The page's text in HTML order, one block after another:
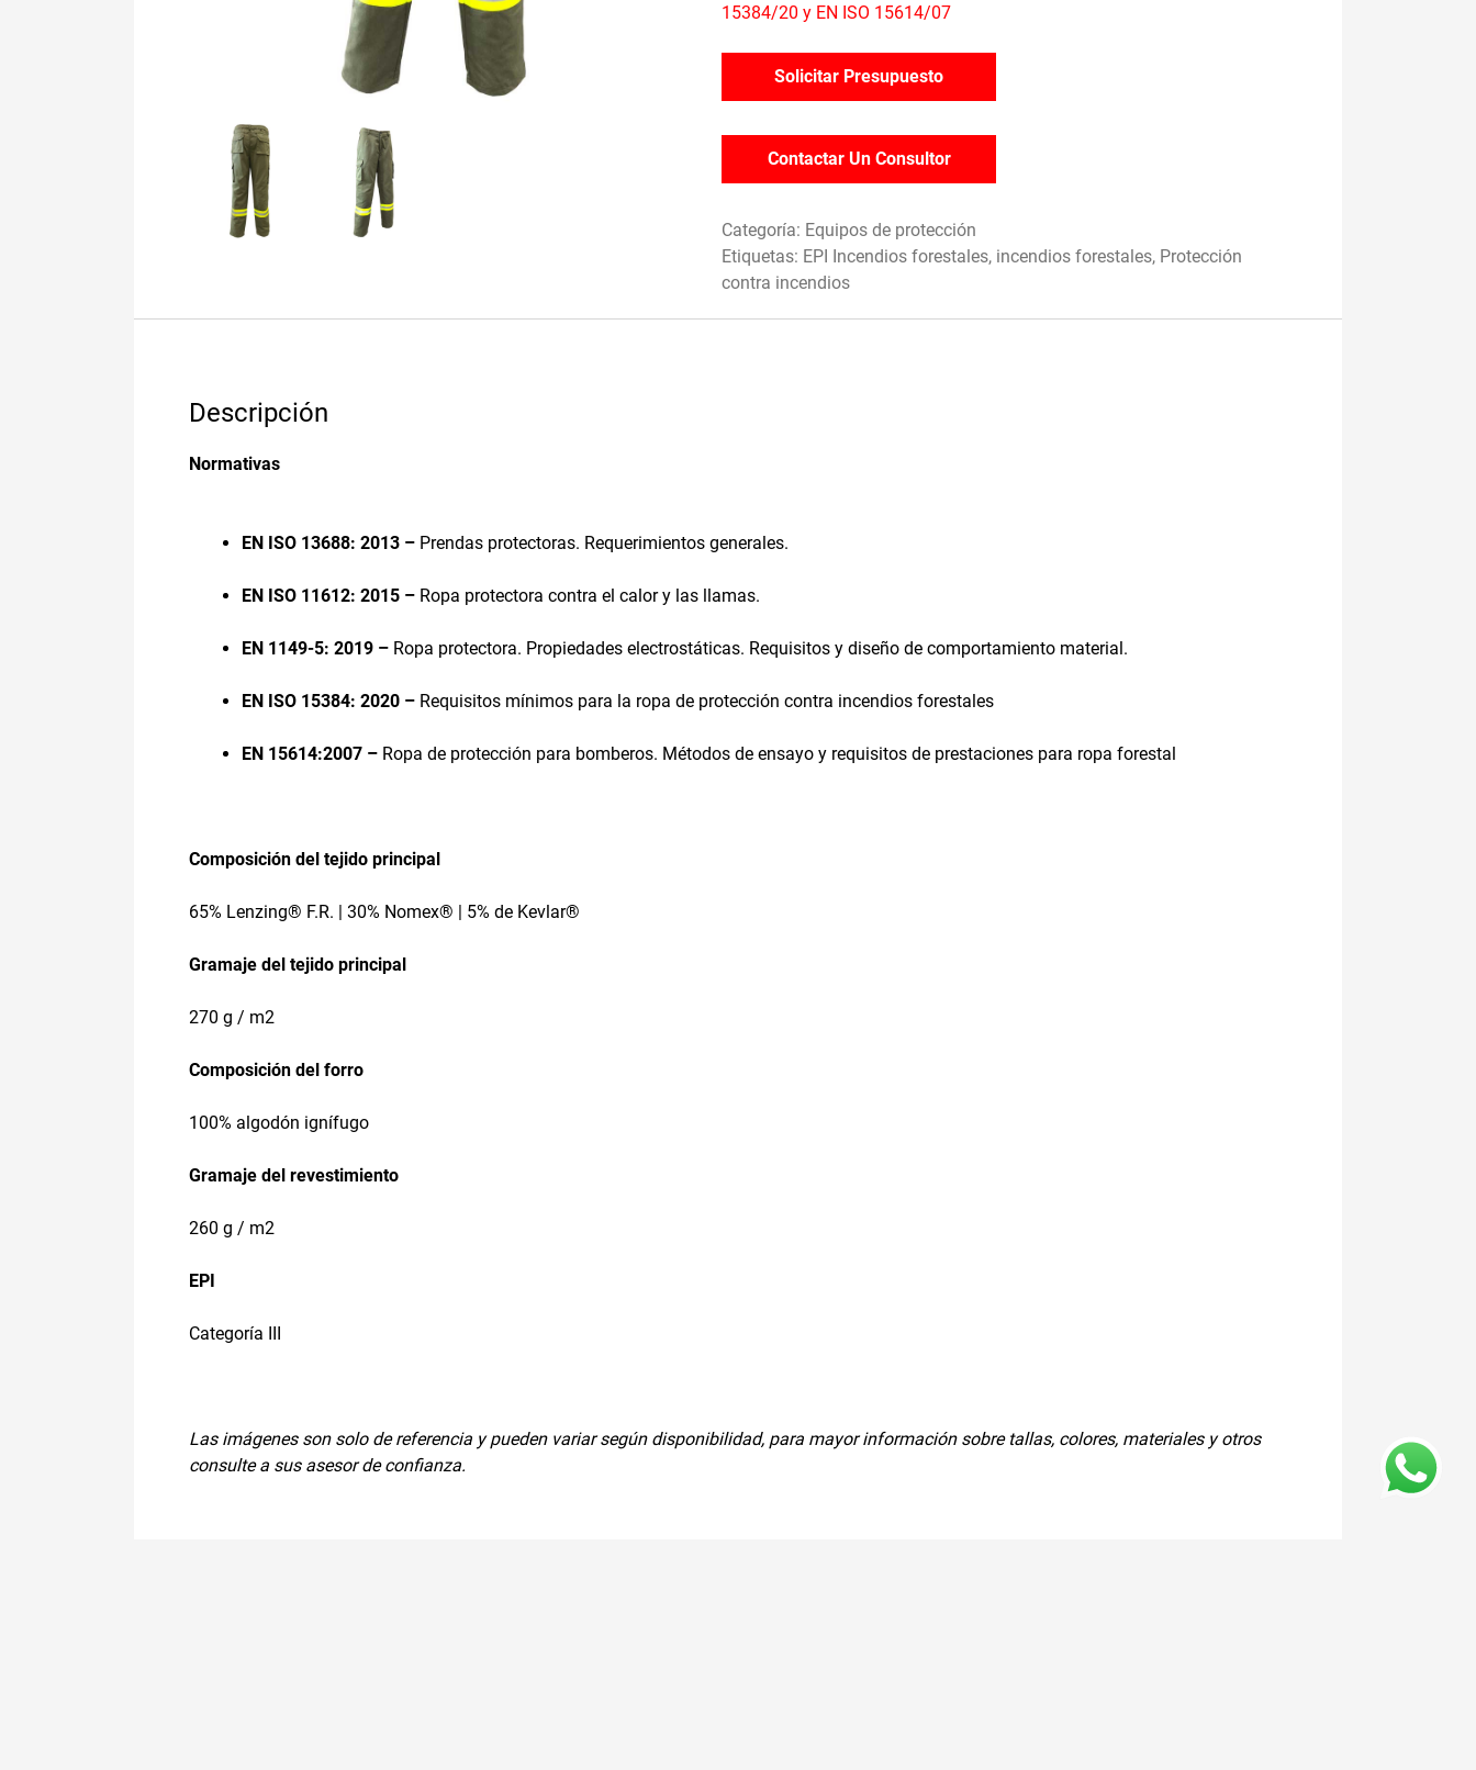
15384/20 y EN ISO 15614/07
Solicitar Presupuesto
Contactar Un Consultor
Categoría: Equipos de protección
Etiquetas: EPI Incendios forestales, incendios forestales, Protección
contra incendios
Descripción
Normativas
EN ISO 13688: 2013 – Prendas protectoras. Requerimientos generales.
EN ISO 11612: 2015 – Ropa protectora contra el calor y las llamas.
EN 1149-5: 2019 – Ropa protectora. Propiedades electrostáticas. Requisitos y diseño de comportamiento material.
EN ISO 15384: 2020 – Requisitos mínimos para la ropa de protección contra incendios forestales
EN 15614:2007 – Ropa de protección para bomberos. Métodos de ensayo y requisitos de prestaciones para ropa forestal
Composición del tejido principal
65% Lenzing® F.R. | 30% Nomex® | 5% de Kevlar®
Gramaje del tejido principal
270 g / m2
Composición del forro
100% algodón ignífugo
Gramaje del revestimiento
260 g / m2
EPI
Categoría III
Las imágenes son solo de referencia y pueden variar según disponibilidad, para mayor información sobre tallas, colores, materiales y otros
consulte a sus asesor de confianza.